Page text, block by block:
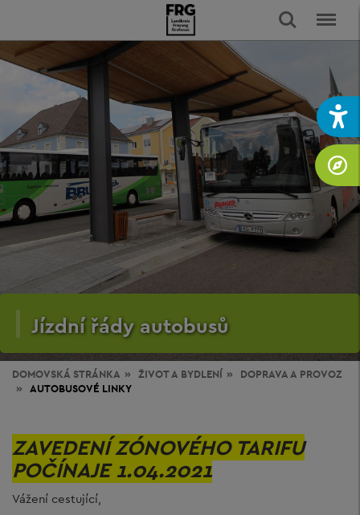
Jízdní řády autobusů
DOMOVSKÁ STRÁNKA ŽIVOTA BYDLENÍ
DOPRAVA A PROVOZ
AUTOBUSOVÉ LINKY
ZAVEDENÍ ZÓNOVÉHO TARIFU
POČÍNAJE 1.04.2021
Vážení cestující,